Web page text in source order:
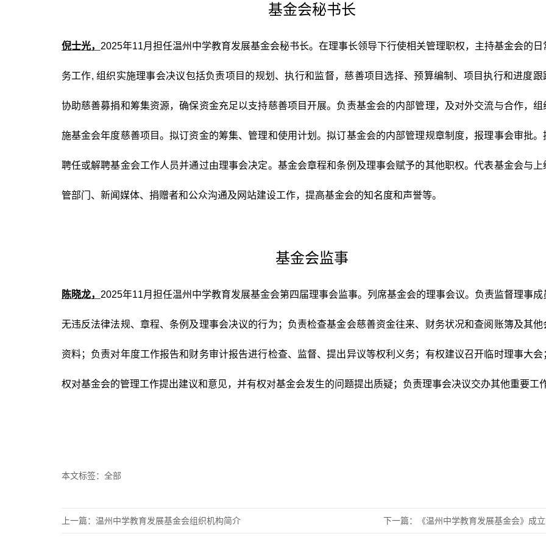
基金会秘书长
倪士光， 2025年11月担任温州中学教育发展基金会秘书长。在理事长领导下行使相关管理职权，主持基金会的日
务工作, 组织实施理事会决议包括负责项目的规划、执行和监督，慈善项目选择、预算编制、项目执行和进度跟
协助慈善募捐和筹集资源，确保资金充足以支持慈善项目开展。负责基金会的内部管理，及对外交流与合作，组
施基金会年度慈善项目。拟订资金的筹集、管理和使用计划。拟订基金会的内部管理规章制度，报理事会审批。
聘任或解聘基金会工作人员并通过由理事会决定。基金会章程和条例及理事会赋予的其他职权。代表基金会与上
管部门、新闻媒体、捐赠者和公众沟通及网站建设工作，提高基金会的知名度和声誉等。
基金会监事
陈晓龙， 2025年11月担任温州中学教育发展基金会第四届理事会监事。列席基金会的理事会议。负责监督理事成
无违反法律法规、章程、条例及理事会决议的行为；负责检查基金会慈善资金往来、财务状况和查阅账簿及其他
资料；负责对年度工作报告和财务审计报告进行检查、监督、提出异议等权利义务；有权建议召开临时理事大会
权对基金会的管理工作提出建议和意见，并有权对基金会发生的问题提出质疑；负责理事会决议交办其他重要工作
本文标签： 全部
上一篇： 温州中学教育发展基金会组织机构简介 下一篇： 《温州中学教育发展基金会》成